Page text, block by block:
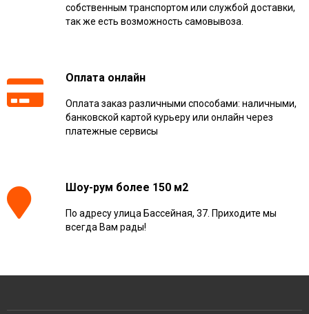
собственным транспортом или службой доставки,
так же есть возможность самовывоза.
Оплата онлайн
Оплата заказ различными способами: наличными,
банковской картой курьеру или онлайн через
платежные сервисы
Шоу-рум более 150 м2
По адресу улица Бассейная, 37. Приходите мы
всегда Вам рады!